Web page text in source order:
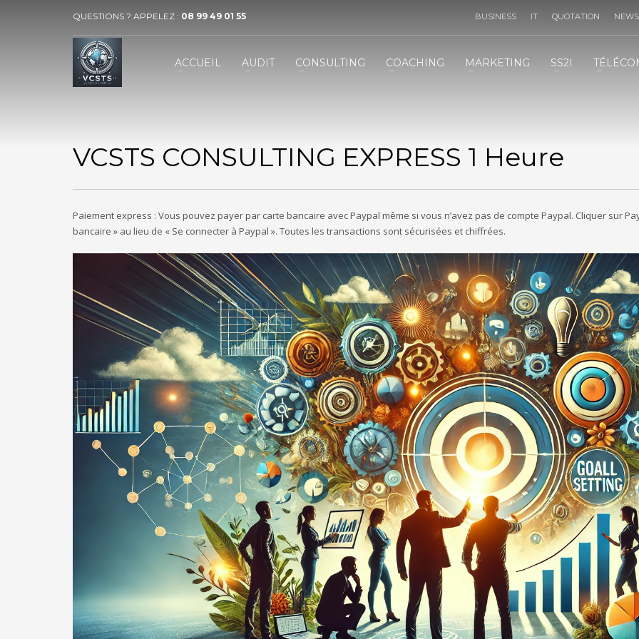
VECTEUR COMMUNICATION SERVICES TÉLÉMARKETING STRATÉGIE
1 BUSINESS MARKET 2 ITINFRASTRUCTURE 3 IT SERVICES
QUESTIONS ? APPELEZ : 08 99 49 01 55 BUSINESS IT QUOTATION NEWS
ACCUEIL AUDIT CONSULTING COACHING MARKETING SS2I
VCSTS CONSULTING EXPRESS 1 Heure
Paiement express : Vous pouvez payer par carte bancaire avec Paypal même si vous n’avez pas de compte Paypal. Cliquer sur
bancaire » au lieu de « Se connecter à Paypal ». Toutes les transactions sont sécurisées et chiffrées.